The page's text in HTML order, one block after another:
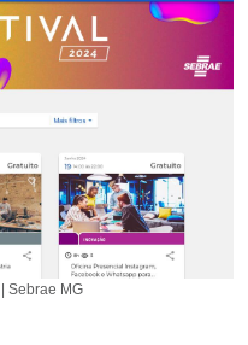
Sebrae MG